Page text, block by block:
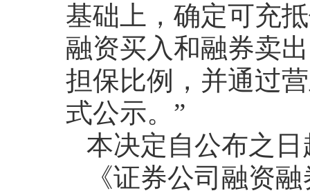
基础上，确定可充
融资买入和融券卖
担保比例，并通过
式公示。”
本决定自公布之
《证券公司融资